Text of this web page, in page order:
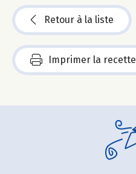
Retour à la liste
Imprimer la recette